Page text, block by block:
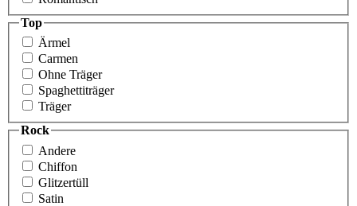
Top
Ärmel
Carmen
Ohne Träger
Spaghettiträger
Träger
Rock
Andere
Chiffon
Glitzertüll
Satin